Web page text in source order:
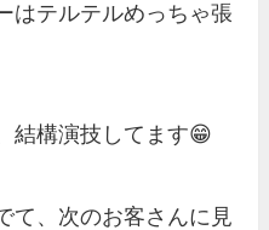
はテルテルめっちゃ張
結構演技してます😁
て、次のお客さんに見